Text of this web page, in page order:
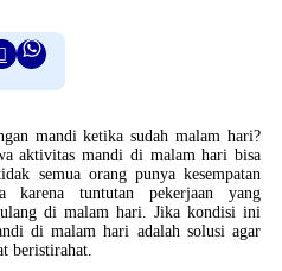
mandi ketika sudah malam hari?
aktivitas mandi di malam hari bisa
semua orang punya kesempatan
tuntutan pekerjaan yang
di malam hari. Jika kondisi ini
di malam hari adalah solusi agar
beristirahat.